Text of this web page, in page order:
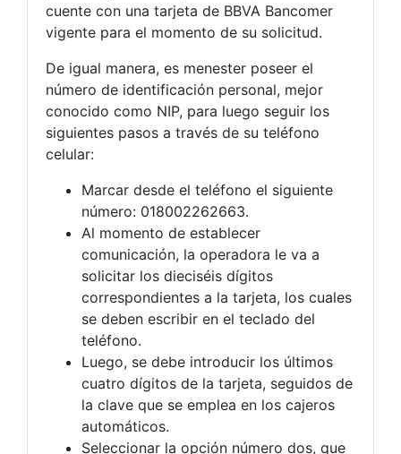
cuente con una tarjeta de BBVA Bancomer
vigente para el momento de su solicitud.
De igual manera, es menester poseer el
número de identificación personal, mejor
conocido como NIP, para luego seguir los
siguientes pasos a través de su teléfono
celular:
Marcar desde el teléfono el siguiente
número: 018002262663.
Al momento de establecer
comunicación, la operadora le va a
solicitar los dieciséis dígitos
correspondientes a la tarjeta, los cuales
se deben escribir en el teclado del
teléfono.
Luego, se debe introducir los últimos
cuatro dígitos de la tarjeta, seguidos de
la clave que se emplea en los cajeros
automáticos.
Seleccionar la opción número dos, que